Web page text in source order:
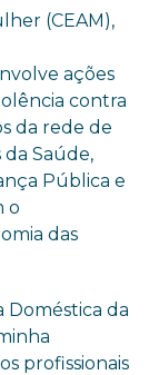
(CEAM),
ações
contra
da rede de
Saúde,
Pública e
o
das
Doméstica da
profissionais